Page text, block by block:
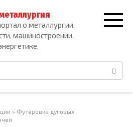
о металлургии,
машиностроении,
» Футеровка дуговых